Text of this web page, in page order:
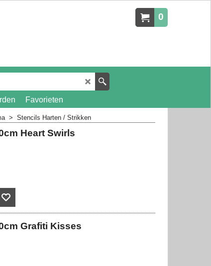
0
Favorieten
> Stencils Harten / Strikken
Heart Swirls
Grafiti Kisses